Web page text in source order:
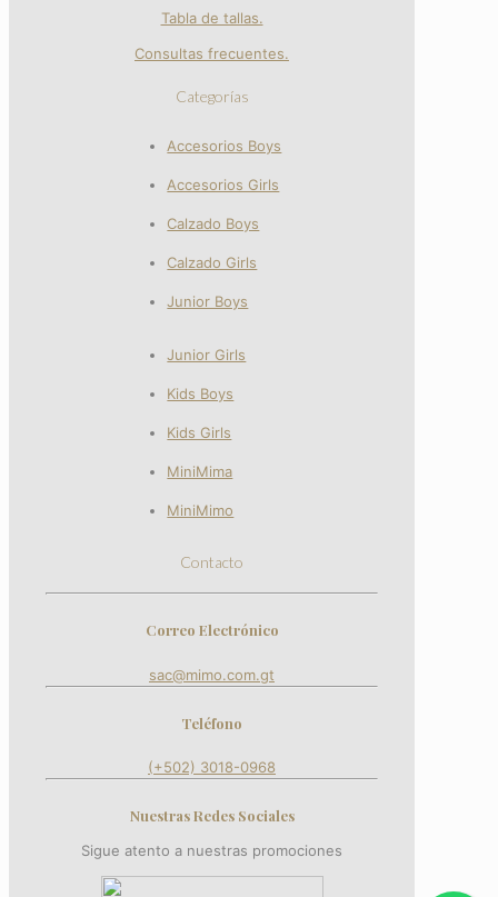
Tabla de tallas.
Consultas frecuentes.
Categorías
Accesorios Boys
Accesorios Girls
Calzado Boys
Calzado Girls
Junior Boys
Junior Girls
Kids Boys
Kids Girls
MiniMima
MiniMimo
Contacto
Correo Electrónico
sac@mimo.com.gt
Teléfono
(+502) 3018-0968
Nuestras Redes Sociales
Sigue atento a nuestras promociones